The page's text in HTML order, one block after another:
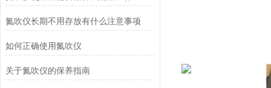
氮吹仪长期不用存放有什么注意事项
如何正确使用氮吹仪
关于氮吹仪的保养指南